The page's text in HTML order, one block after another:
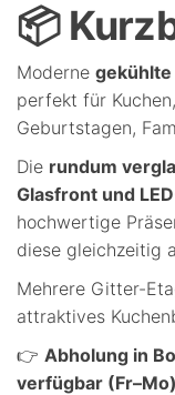
📦
Moderne gekühlte
perfekt für
Geburtstagen,
Die rundum
Glasfront und
hochwertige
diese gleichzeitig
Mehrere Gitter-
attraktives
👉 Abholung in
verfügbar